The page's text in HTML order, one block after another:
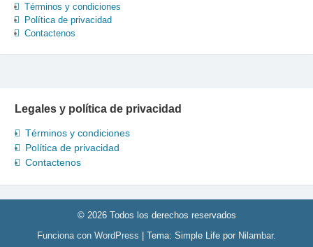
Términos y condiciones
Política de privacidad
Contactenos
Legales y política de privacidad
Términos y condiciones
Política de privacidad
Contactenos
© 2026 Todos los derechos reservados
Funciona con WordPress
Tema: Simple Life por Nilambar.